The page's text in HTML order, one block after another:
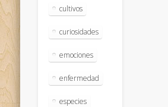
cultivos
curiosidades
emociones
enfermedad
especies